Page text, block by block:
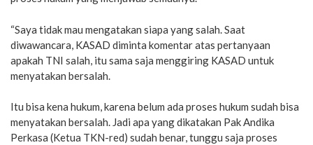
“Saya tidak mau mengatakan siapa yang salah. Saat
diwawancara, KASAD diminta komentar atas pertanyaan
apakah TNI salah, itu sama saja menggiring KASAD untuk
menyatakan bersalah.
Itu bisa kena hukum, karena belum ada proses hukum sudah bisa
menyatakan bersalah. Jadi apa yang dikatakan Pak Andika
Perkasa (Ketua TKN-red) sudah benar, tunggu saja proses